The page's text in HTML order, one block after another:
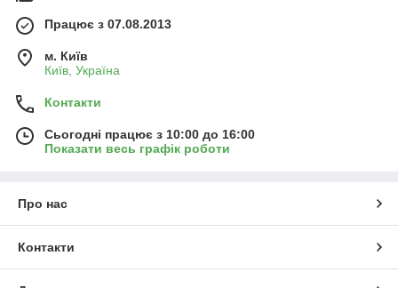
Працює з 07.08.2013
м. Київ
Київ, Україна
Контакти
Сьогодні працює з 10:00 до 16:00
Показати весь графік роботи
Про нас
Контакти